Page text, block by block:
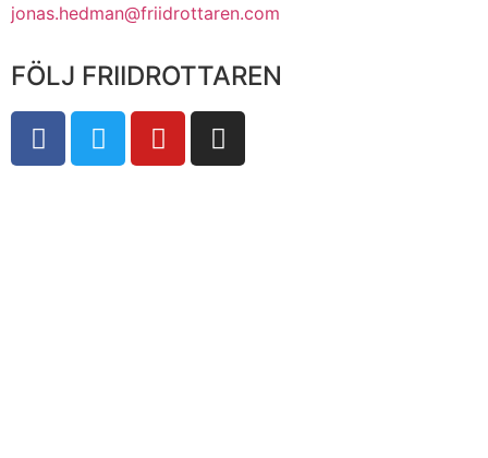
jonas.hedman@friidrottaren.com
FÖLJ FRIIDROTTAREN